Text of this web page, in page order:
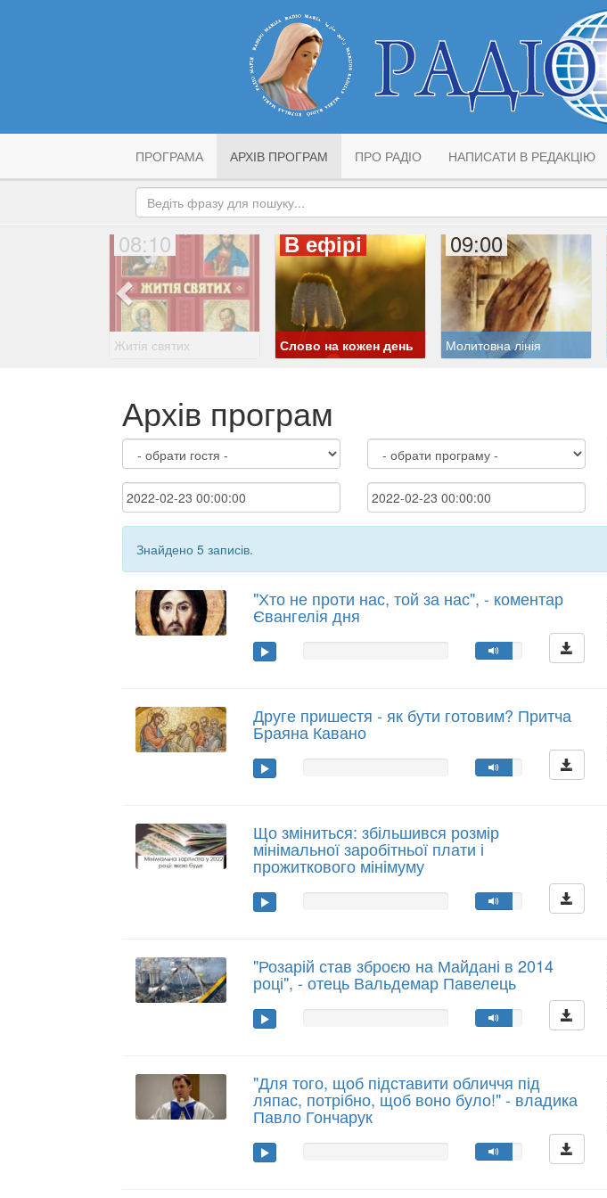
ПРОГРАМА АРХІВ ПРОГРАМ ПРО РАДІО НАПИСАТИ В РЕДАКЦІЮ
08:10
Житія святих
В ефірі
Слово на кожен день
09:00
Молитовна лінія
Архів програм
Знайдено 5 записів.
"Хто не проти нас, той за нас", - коментар
Євангелія дня
Друге пришестя - як бути готовим? Притча
Браяна Кавано
Що зміниться: збільшився розмір
мінімальної заробітньої плати і
прожиткового мінімуму
"Розарій став зброєю на Майдані в 2014
році", - отець Вальдемар Павелець
"Для того, щоб підставити обличчя під
ляпас, потрібно, щоб воно було!" - владика
Павло Гончарук